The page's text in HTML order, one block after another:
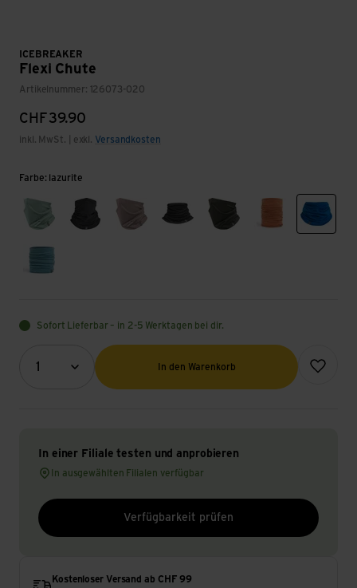
ICEBREAKER
Flexi Chute
Artikelnummer: 126073-020
CHF39.90
inkl. MwSt. | exkl. Versandkosten
Farbe: lazurite
mint jet hthr pink quartz
black dk loden dusty clay
topaz/undyed/s
Sofort Lieferbar – in 2-5 Werktagen bei dir.
1
Menge (Optional)
In den Warenkorb
Zur
In einer Filiale testen und anprobieren
In ausgewählten Filialen verfügbar
Verfügbarkeit prüfen
Kostenloser Versand ab CHF 99